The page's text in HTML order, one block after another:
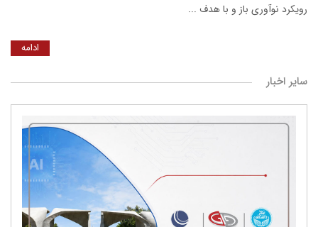
رویکرد نوآوری باز و با هدف ...
ادامه
سایر اخبار